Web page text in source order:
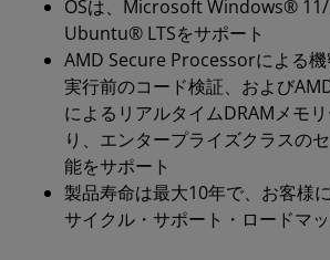
OSは、Microsoft Windows®
Ubuntu® LTSをサポート
AMD Secure Processorによる機
実行前のコード検証、および
によるリアルタイムDRAMメモ
り、エンタープライズクラスの
能をサポート
製品寿命は最大10年で、お客様
サイクル・サポート・ロードマ